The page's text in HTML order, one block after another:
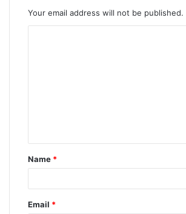
Your email address will not be published.
t
*
Name *
Email *